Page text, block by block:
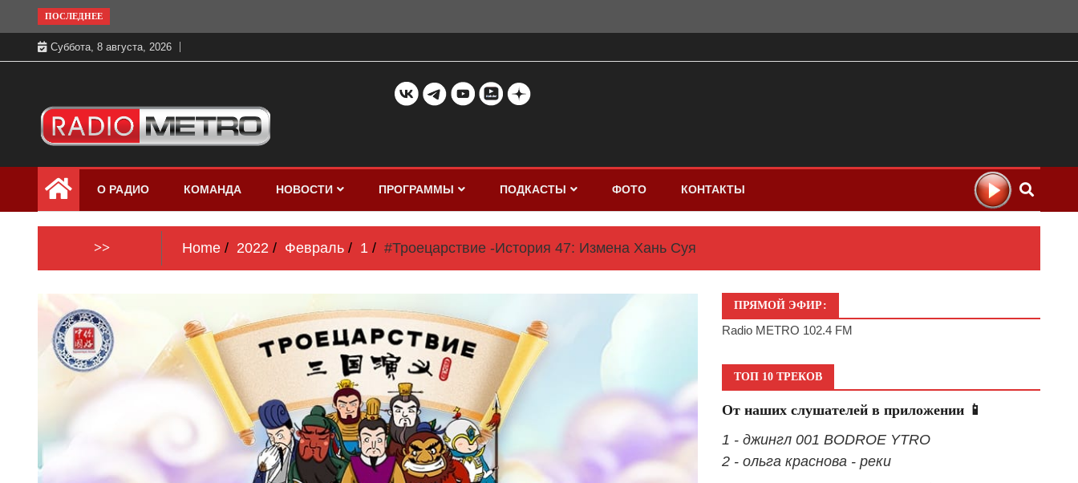
to
content
ПОСЛЕДНЕЕ
Суббота, 8 августа, 2026
Радио МЕТРО
бесплатно в хорошем качестве Санкт-
Петербург и Россия
О РАДИО КОМАНДА НОВОСТИ ПРОГРАММЫ ПОДКАСТЫ ФОТО КОНТАКТЫ
>> Home 2022 Февраль 1 #Троецарствие -История 47: Измена Хань Суя
ПРЯМОЙ ЭФИР:
Radio METRO 102.4 FM
ТОП 10 ТРЕКОВ
От наших слушателей в приложении 📱
1 - джингл 001 BODROE YTRO
2 - ольга краснова - реки